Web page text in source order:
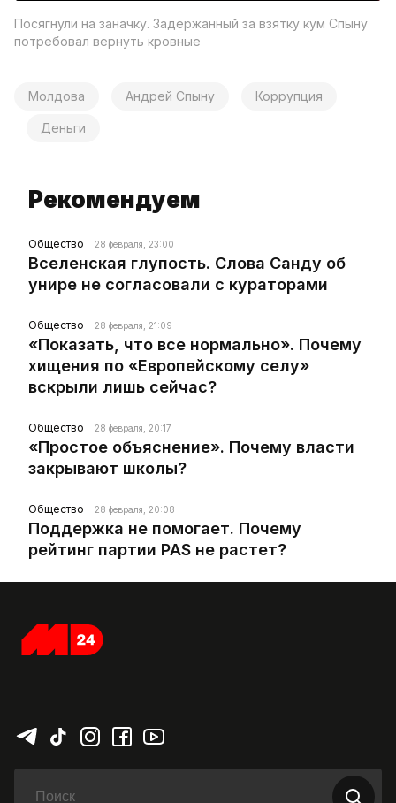
Посягнули на заначку. Задержанный за взятку кум Спыну
потребовал вернуть кровные
Молдова Андрей Спыну Коррупция
Деньги
Рекомендуем
Общество 28 февраля, 23:00
Вселенская глупость. Слова Санду об
унире не согласовали с кураторами
Общество 28 февраля, 21:09
«Показать, что все нормально». Почему
хищения по «Европейскому селу»
вскрыли лишь сейчас?
Общество 28 февраля, 20:17
«Простое объяснение». Почему власти
закрывают школы?
Общество 28 февраля, 20:08
Поддержка не помогает. Почему
рейтинг партии PAS не растет?